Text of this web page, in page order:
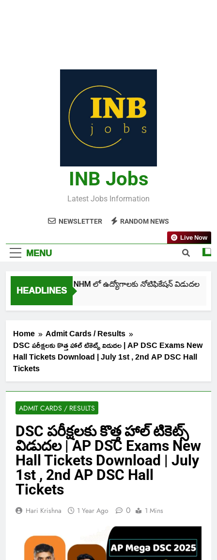
INB Jobs
Latest Jobs Information
NEWSLETTER RANDOM NEWS
MENU
Live Now
HEADLINES
తెలంగాణ NHM లో ఉద్యోగాలకు నోటిఫికేషన్ విడుదల
Home
Admit Cards / Results
DSC పరీక్షలకు కొత్త హాల్ టికెట్స్ విడుదల | AP DSC Exams New
Hall Tickets Download | July 1st , 2nd AP DSC Hall
Tickets
ADMIT CARDS / RESULTS
DSC పరీక్షలకు కొత్త హాల్ టికెట్స్
విడుదల | AP DSC Exams New
Hall Tickets Download | July
1st , 2nd AP DSC Hall
Tickets
Hari Krishna 1 Year Ago 0 1 Mins